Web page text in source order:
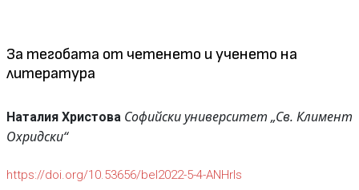
За тегобата от четенето и ученето на
литература
Наталия Христова Софийски университет „Св. Климент
Охридски“
https://doi.org/10.53656/bel2022-5-4-ANHrls